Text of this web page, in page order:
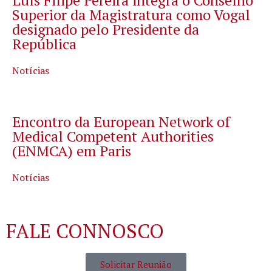
Superior da Magistratura como Vogal
designado pelo Presidente da
República
Notícias
Encontro da European Network of
Medical Competent Authorities
(ENMCA) em Paris
Notícias
FALE CONNOSCO
Solicitar Reunião